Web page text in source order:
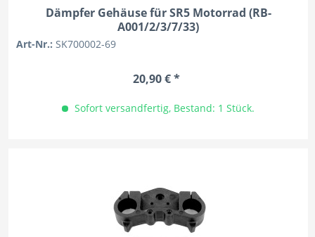
Dämpfer Gehäuse für SR5 Motorrad (RB-
A001/2/3/7/33)
Art-Nr.:SK700002-69
20,90 € *
Sofort versandfertig, Bestand: 1 Stück.